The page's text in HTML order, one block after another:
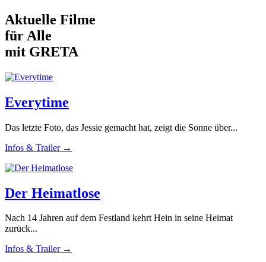
Aktuelle Filme
für Alle
mit GRETA
Everytime
Das letzte Foto, das Jessie gemacht hat, zeigt die Sonne über...
Infos & Trailer →
Der Heimatlose
Nach 14 Jahren auf dem Festland kehrt Hein in seine Heimat
zurück...
Infos & Trailer →